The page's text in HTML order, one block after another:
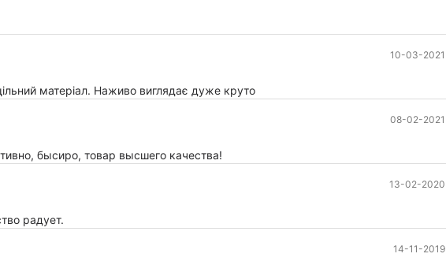
10-03-2021
матеріал. Наживо виглядає дуже круто
08-02-2021
бысиро, товар высшего качества!
13-02-2020
радует.
14-11-2019